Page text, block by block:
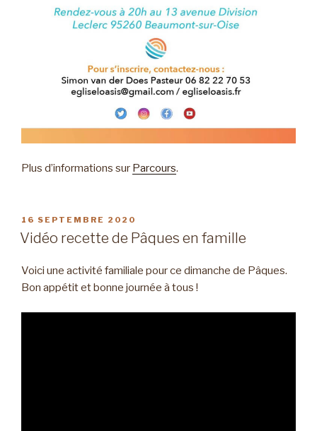
Plus d’informations sur Parcours.
PUBLIÉ
LE
16 SEPTEMBRE 2020
Vidéo recette de Pâques en famille
Voici une activité familiale pour ce dimanche de Pâques.
Bon appétit et bonne journée à tous !